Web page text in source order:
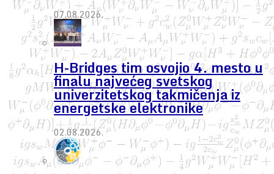
07.08.2026.
H-Bridges tim osvojio 4. mesto u
finalu najvećeg svetskog
univerzitetskog takmičenja iz
energetske elektronike
02.08.2026.